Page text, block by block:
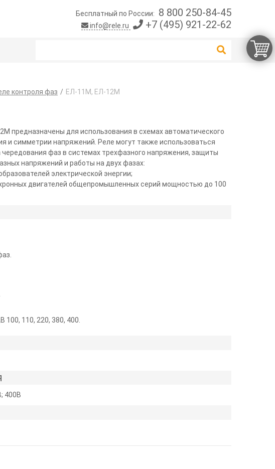
Бесплатный по России: 8 800 250-84-45
info@rele.ru +7 (495) 921-22-62
контроля фаз ЕЛ-11М, ЕЛ-12М
предназначены для использования в схемах автоматического
и симметрии напряжений. Реле могут также использоваться
чередования фаз в системах трехфазного напряжения, защиты
напряжений и работы на двух фазах:
электрической энергии;
двигателей общепромышленных серий мощностью до 100
100, 110, 220, 380, 400.
400В